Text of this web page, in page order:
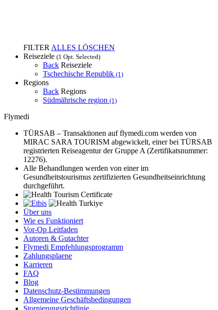
FILTER ALLES LÖSCHEN
Reiseziele (1 Opt. Selected)
Back Reiseziele
Tschechische Republik (1)
Regions
Back Regions
Südmährische region (1)
Flymedi
TÜRSAB – Transaktionen auf flymedi.com werden von
MIRAC SARA TOURISM abgewickelt, einer bei TÜRSAB
registrierten Reiseagentur der Gruppe A (Zertifikatsnummer:
12276).
Alle Behandlungen werden von einer im
Gesundheitstourismus zertifizierten Gesundheitseinrichtung
durchgeführt.
Über uns
Wie es Funktioniert
Vor-Op Leitfaden
Autoren & Gutachter
Flymedi Empfehlungsprogramm
Zahlungsplaene
Karrieren
FAQ
Blog
Datenschutz-Bestimmungen
Allgemeine Geschäftsbedingungen
Stornierungsrichtlinie